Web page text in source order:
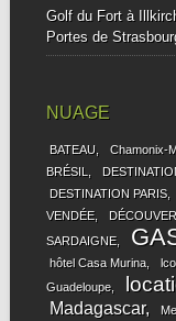
Golf du Fort à
Portes de
NUAGE
BATEAU Chamonix-
BRÉSIL
DESTINATION PARIS
VENDÉE
SARDAIGNE
hôtel Casa Murina
Guadeloupe
Madagascar